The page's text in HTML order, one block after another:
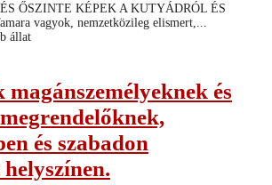
ŐSZINTE KÉPEK A KUTYÁDRÓL ÉS
vagyok, nemzetközileg elismert,...
állat
magánszemélyeknek és
és szabadon